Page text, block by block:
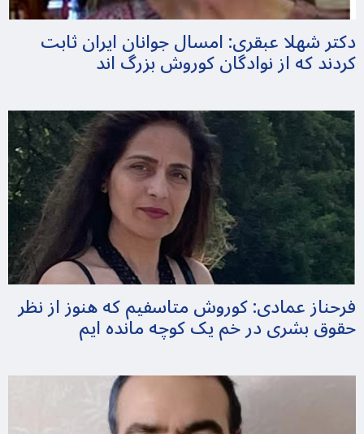
دکتر شهلا عبقری: امسال جوانان ایران ثابت
کردند که از نوادگان کوروش بزرگ اند
فرحناز عمادی: کوروش متاسفیم که هنوز از نظر
حقوق بشری در خم یک کوچه مانده ایم